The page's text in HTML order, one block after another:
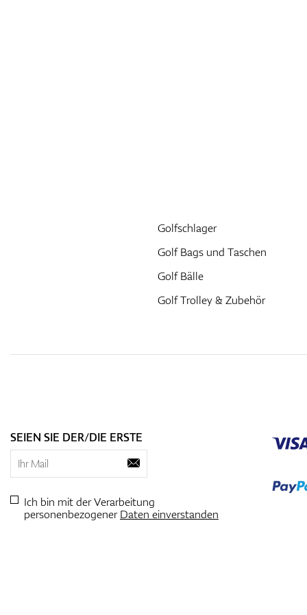
Golfschlager
Golf Bags und Taschen
Golf Bälle
Golf Trolley & Zubehör
SEIEN SIE DER/DIE ERSTE
Ich bin mit der Verarbeitung
personenbezogenerDaten einverstanden